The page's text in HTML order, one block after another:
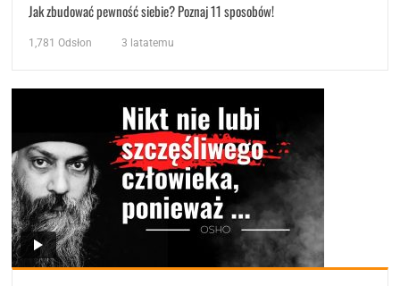
Jak zbudować pewność siebie? Poznaj 11 sposobów!
1,781 Odsłon 3 latatemu